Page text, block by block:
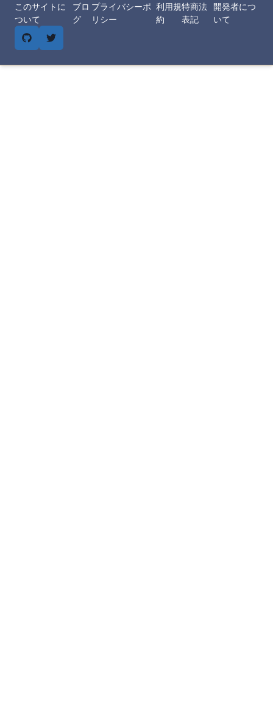
このサイトに
ついて
ブロ
グ
プライバシーポ
リシー
利用規
約
特商法
表記
開発者につ
いて